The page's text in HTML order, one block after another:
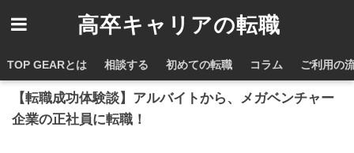
高卒キャリアの転職
TOP GEARとは 相談する 初めての転職 コラム ご利用の
【転職成功体験談】アルバイトから、メガベンチャー
企業の正社員に転職！